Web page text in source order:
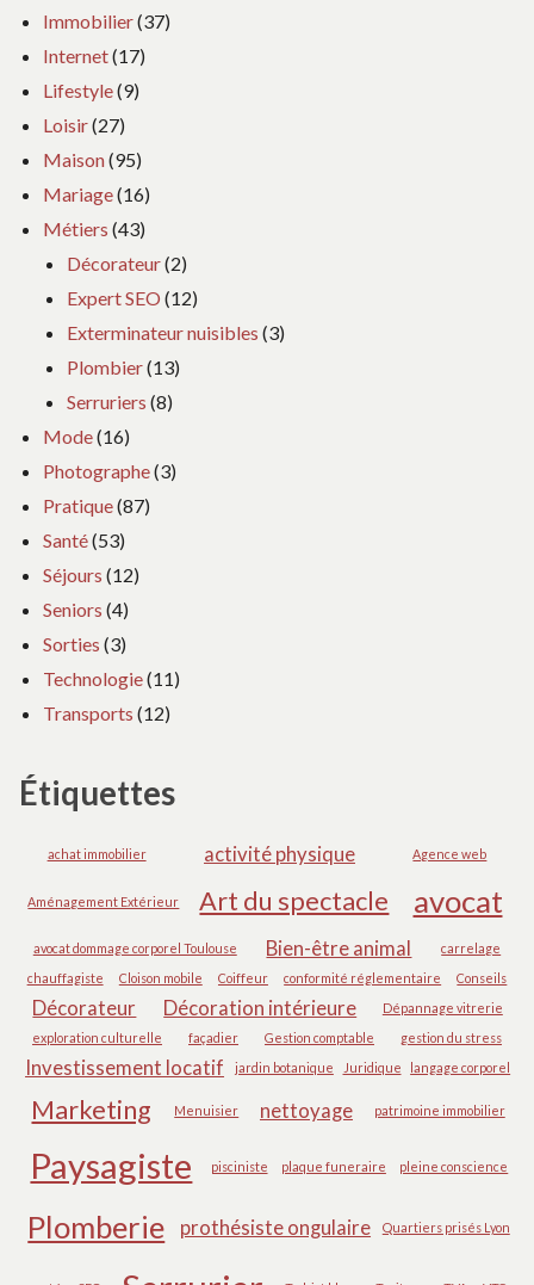
Immobilier(37)
Internet(17)
Lifestyle(9)
Loisir(27)
Maison(95)
Mariage(16)
Métiers (43)
Décorateur(2)
Expert SEO (12)
Exterminateur nuisibles (3)
Plombier(13)
Serruriers (8)
Mode(16)
Photographe(3)
Pratique(87)
Santé(53)
Séjours (12)
Seniors (4)
Sorties (3)
Technologie(11)
Transports (12)
Étiquettes
achat immobilier activité physique Agence web
Aménagement Extérieur Art du spectacle avocat
avocat dommage corporel Toulouse Bien-être animal
carrelage
chauffagiste
Cloison mobile Coiffeur conformité réglementaire Conseils
Décorateur Décoration intérieure
Dépannage vitrerie
exploration culturelle
façadier Gestion comptable gestion du stress
Investissement locatif jardin botanique Juridique langage corporel
Marketing Menuisier nettoyage patrimoine immobilier
Paysagiste pisciniste plaque funeraire pleine conscience
Plomberie prothésiste ongulaire Quartiers prisés Lyon